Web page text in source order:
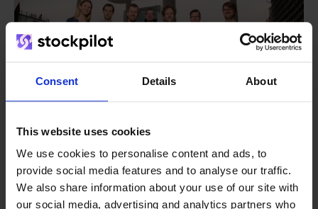
Consent Details About
This website uses cookies
We use cookies to personalise content and ads, to
provide social media features and to analyse our traffic.
We also share information about your use of our site with
our social media, advertising and analytics partners who
Van retailer naar